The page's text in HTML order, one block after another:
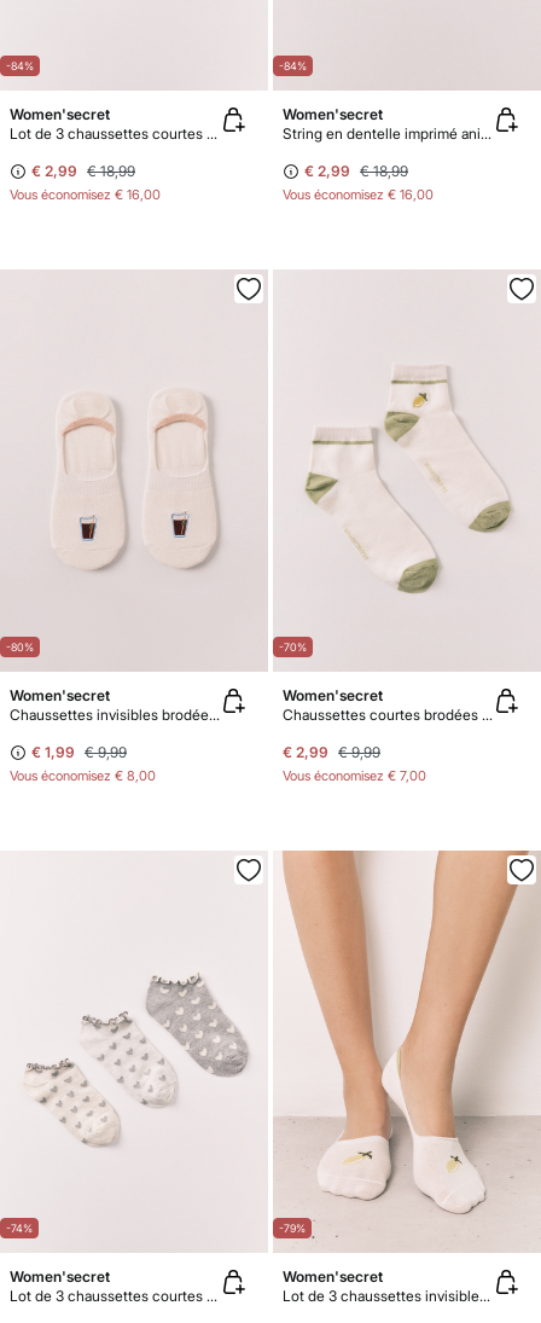
-84%
Women'secret
Lot de 3 chaussettes courtes imprimées en lurex bleues
€ 2,99 € 18,99
Vous économisez € 16,00
-84%
Women'secret
String en dentelle imprimé animal
€ 2,99 € 18,99
Vous économisez € 16,00
-80%
Women'secret
Chaussettes invisibles brodées vermouth
€ 1,99 € 9,99
Vous économisez € 8,00
-70%
Women'secret
Chaussettes courtes brodées citron
€ 2,99 € 9,99
Vous économisez € 7,00
-74%
Women'secret
Lot de 3 chaussettes courtes imprimé cœurs
-79%
Women'secret
Lot de 3 chaussettes invisibles imprimées fruits